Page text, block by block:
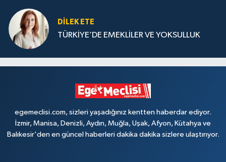
DILEK ETE
TÜRKİYE’DE EMEKLİLER VE YOKSULLUK
egemeclisi.com, sizleri yaşadığınız kentten haberdar ediyor.
İzmir, Manisa, Denizli, Aydın, Muğla, Uşak, Afyon, Kütahya ve
Balıkesir'den en güncel haberleri dakika dakika sizlere ulaştırıyor.